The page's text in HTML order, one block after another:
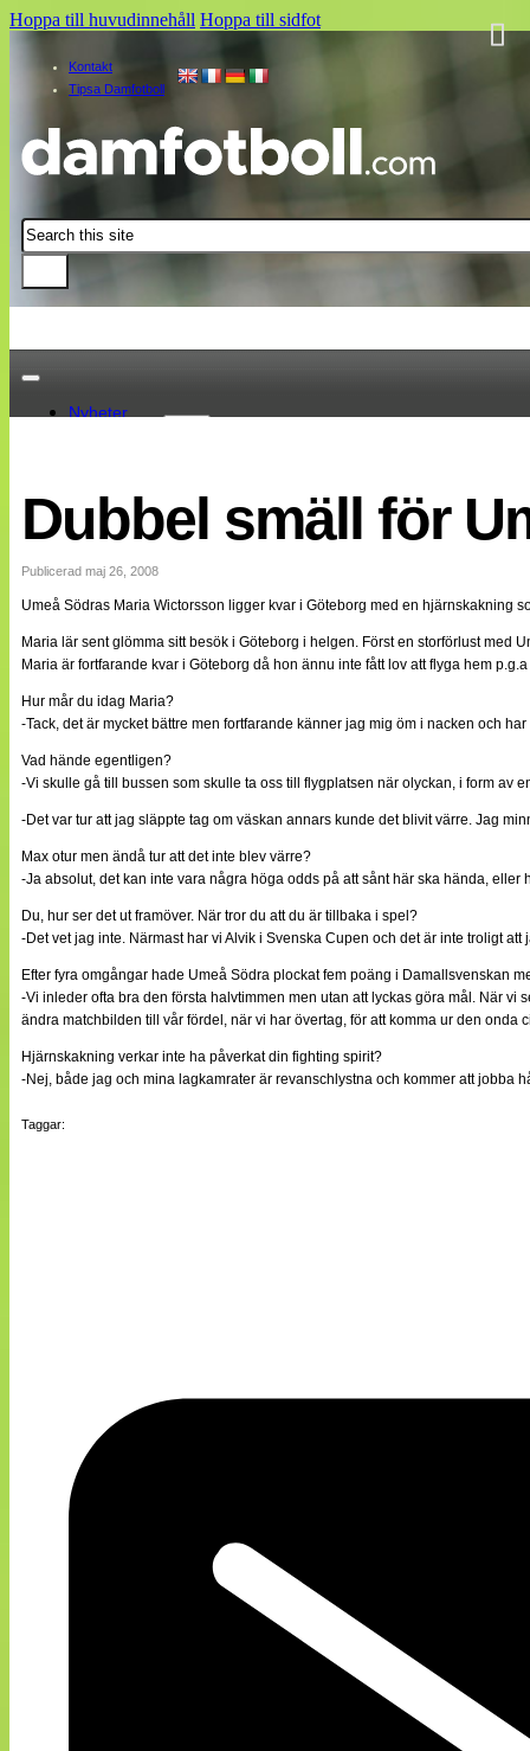
Hoppa till huvudinnehåll Hoppa till sidfot
Kontakt
Tipsa Damfotboll
Sök
Nyheter
Landslaget
EM 2013
Internationellt
Bildreportage
Bloggar
Lagen
Webb-TV
Medlemsbilder
Till klubbkassan
Split vision
Om oss
Annonsera
Statistik
Tipsa Damfotboll
Dubbel smäll för
Publicerad maj 26, 2008
Umeå Södras Maria Wictorsson ligger kvar i Göteborg med en hjärnskakning
Maria lär sent glömma sitt besök i Göteborg i helgen. Först en storförlust
Maria är fortfarande kvar i Göteborg då hon ännu inte fått lov att flyga hem
Hur mår du idag Maria?
-Tack, det är mycket bättre men fortfarande känner jag mig öm i nacken och
Vad hände egentligen?
-Vi skulle gå till bussen som skulle ta oss till flygplatsen när olyckan, i form av
-Det var tur att jag släppte tag om väskan annars kunde det blivit värre. Jag
Max otur men ändå tur att det inte blev värre?
-Ja absolut, det kan inte vara några höga odds på att sånt här ska hända, eller
Du, hur ser det ut framöver. När tror du att du är tillbaka i spel?
-Det vet jag inte. Närmast har vi Alvik i Svenska Cupen och det är inte troligt
Efter fyra omgångar hade Umeå Södra plockat fem poäng i Damallsvenskan
-Vi inleder ofta bra den första halvtimmen men utan att lyckas göra mål. När vi
ändra matchbilden till vår fördel, när vi har övertag, för att komma ur den
Hjärnskakning verkar inte ha påverkat din fighting spirit?
-Nej, både jag och mina lagkamrater är revanschlystna och kommer att jobba
Taggar: